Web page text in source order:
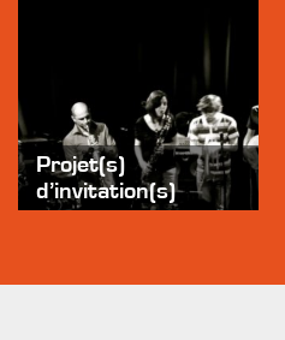
Projet(s)
d’invitation(s)